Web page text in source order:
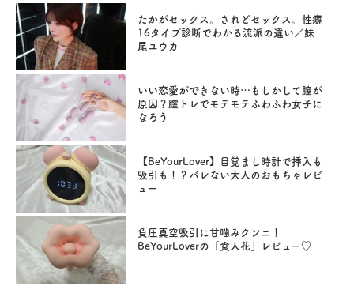
たかがセックス。されどセックス。性癖
16タイプ診断でわかる流派の違い／妹
尾ユウカ
いい恋愛ができない時…もしかして膣が
原因？膣トレでモテモテふわふわ女子に
なろう
【BeYourLover】目覚まし時計で挿入も
吸引も！？バレない大人のおもちゃレビ
ュー
負圧真空吸引に甘噛みクンニ！
BeYourLoverの「食人花」レビュー♡